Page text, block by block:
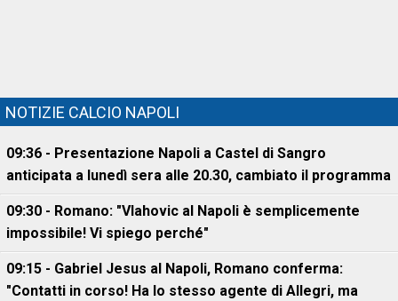
NOTIZIE CALCIO NAPOLI
09:36 - Presentazione Napoli a Castel di Sangro
anticipata a lunedì sera alle 20.30, cambiato il programma
09:30 - Romano: "Vlahovic al Napoli è semplicemente
impossibile! Vi spiego perché"
09:15 - Gabriel Jesus al Napoli, Romano conferma:
"Contatti in corso! Ha lo stesso agente di Allegri, ma